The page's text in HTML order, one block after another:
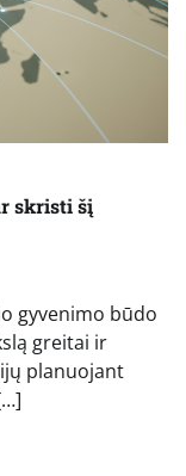
skristi šį
gyvenimo būdo
greitai ir
planuojant